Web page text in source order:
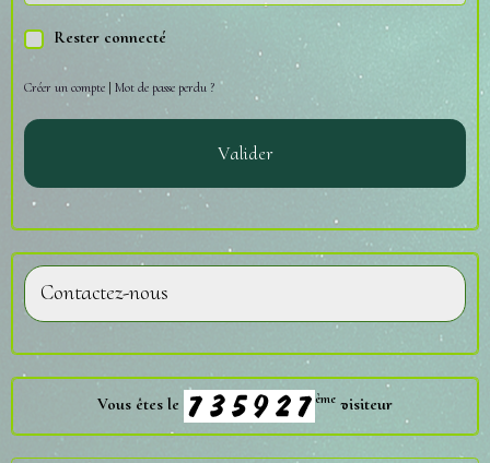
Rester connecté
Créer un compte | Mot de passe perdu ?
Valider
Contactez-nous
Vous êtes le ème visiteur